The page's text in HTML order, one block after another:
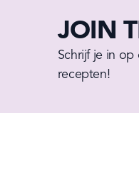
JOIN
Schrijf je in
recepten!